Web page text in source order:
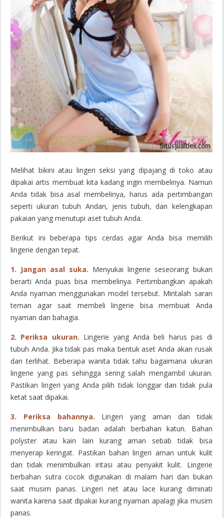
Melihat bikini atau lingeri seksi yang dipajang di toko atau
dipakai artis membuat kita kadang ingin membelinya. Namun
Anda tidak bisa asal membelinya, harus ada pertimbangan
seperti ukuran tubuh Andan, jenis tubuh, dan kelengkapan
pakaian yang menutupi aset tubuh Anda.
Berikut ini beberapa tips cerdas agar Anda bisa memilih
lingerie dengan tepat.
1. Jangan asal suka. Menyukai lingerie seseorang bukan
berarti Anda puas bisa membelinya. Pertimbangkan apakah
Anda nyaman menggunakan model tersebut. Mintalah saran
teman agar saat membeli lingerie bisa membuat Anda
nyaman dan bahagia.
2. Periksa ukuran. Lingerie yang Anda beli harus pas di
tubuh Anda. Jika tidak pas maka bentuk aset Anda akan rusak
dan terlihat. Beberapa wanita tidak tahu bagaimana ukuran
lingerie yang pas sehingga sering salah mengambil ukuran.
Pastikan lingeri yang Anda pilih tidak longgar dan tidak pula
ketat saat dipakai.
3. Periksa bahannya. Lingeri yang aman dan tidak
menimbulkan baru badan adalah berbahan katun. Bahan
polyster atau kain lain kurang aman sebab tidak bisa
menyerap keringat. Pastikan bahan lingeri aman untuk kulit
dan tidak menimbulkan iritasi atau penyakit kulit. Lingerie
berbahan sutra cocok digunakan di malam hari dan bukan
saat musim panas. Lingeri net atau lace kurang diminati
wanita karena saat dipakai kurang nyaman apalagi jika musim
panas.